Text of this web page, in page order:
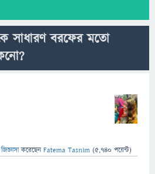
সাধারণ বরফের মতো
জিজ্ঞাসাকরেছেনFatema Tasnim (5,740 পয়েন্ট)